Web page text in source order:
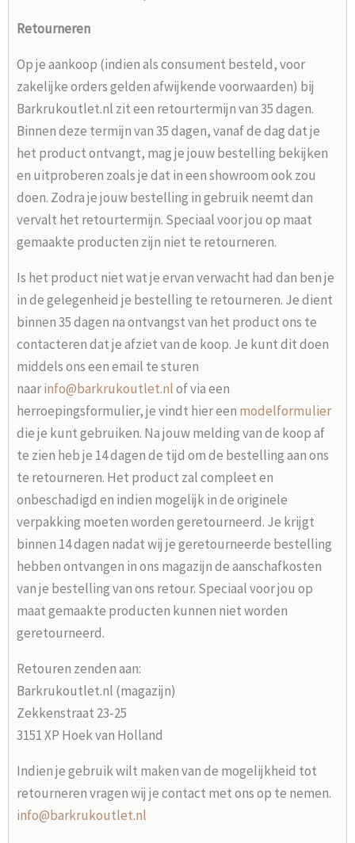
Retourneren
Op je aankoop (indien als consument besteld, voor
zakelijke orders gelden afwijkende voorwaarden) bij
Barkrukoutlet.nl zit een retourtermijn van 35 dagen.
Binnen deze termijn van 35 dagen, vanaf de dag dat je
het product ontvangt, mag je jouw bestelling bekijken
en uitproberen zoals je dat in een showroom ook zou
doen. Zodra je jouw bestelling in gebruik neemt dan
vervalt het retourtermijn. Speciaal voor jou op maat
gemaakte producten zijn niet te retourneren.
Is het product niet wat je ervan verwacht had dan ben je
in de gelegenheid je bestelling te retourneren. Je dient
binnen 35 dagen na ontvangst van het product ons te
contacteren dat je afziet van de koop. Je kunt dit doen
middels ons een email te sturen
naarinfo@barkrukoutlet.nlof via een
herroepingsformulier, je vindt hier een modelformulier
die je kunt gebruiken. Na jouw melding van de koop af
te zien heb je 14 dagen de tijd om de bestelling aan ons
te retourneren. Het product zal compleet en
onbeschadigd en indien mogelijk in de originele
verpakking moeten worden geretourneerd. Je krijgt
binnen 14 dagen nadat wij je geretourneerde bestelling
hebben ontvangen in ons magazijn de aanschafkosten
van je bestelling van ons retour. Speciaal voor jou op
maat gemaakte producten kunnen niet worden
geretourneerd.
Retouren zenden aan:
Barkrukoutlet.nl (magazijn)
Zekkenstraat 23-25
3151 XP Hoek van Holland
Indien je gebruik wilt maken van de mogelijkheid tot
retourneren vragen wij je contact met ons op te nemen.
info@barkrukoutlet.nl